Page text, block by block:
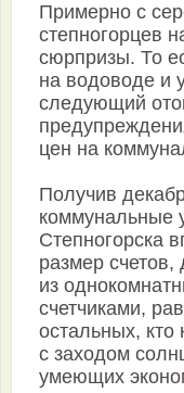
Примерно с
степногорцев
сюрпризы. То
на водоводе и
следующий
цен на
Получив
коммунальные
Степногорска
размер
из
счетчиками,
остальных, кто
с заходом
умеющих